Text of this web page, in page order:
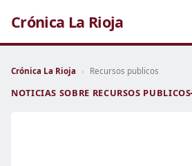
Crónica La Rioja
Crónica La Rioja › Recursos publicos
NOTICIAS SOBRE RECURSOS PUBLICOS